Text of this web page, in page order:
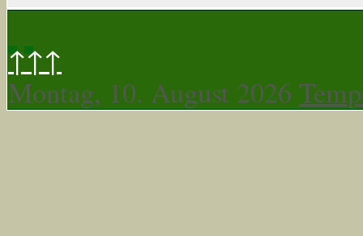
↑↑↑
Montag, 10. August 2026